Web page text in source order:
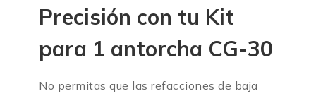
Precisión con tu Kit
para 1 antorcha CG-30
No permitas que las refacciones de baja